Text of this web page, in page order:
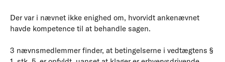
Der var i nævnet ikke enighed om, hvorvidt ankenævnet
havde kompetence til at behandle sagen.
3 nævnsmedlemmer finder, at betingelserne i vedtægtens §